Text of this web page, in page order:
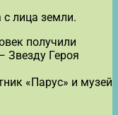
с лица земли.
получили
Звезду Героя
«Парус» и музей